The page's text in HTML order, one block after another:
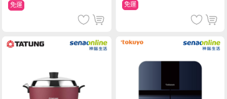
免運 免運